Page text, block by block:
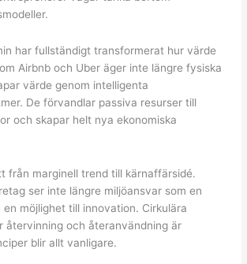
har fullständigt transformerat hur värde
Airbnb och Uber äger inte längre fysiska
värde genom intelligenta
De förvandlar passiva resurser till
och skapar helt nya ekonomiska
från marginell trend till kärnaffärsidé.
ser inte längre miljöansvar som en
möjlighet till innovation. Cirkulära
återvinning och återanvändning är
blir allt vanligare.